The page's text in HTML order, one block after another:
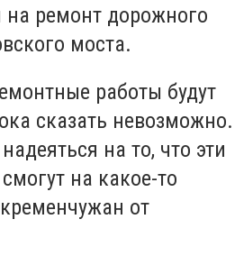
на ремонт дорожного
моста.
работы будут
сказать невозможно.
на то, что эти
на какое-то
от